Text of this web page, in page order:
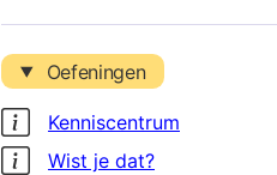
Oefeningen
Kenniscentrum
Wist je dat?